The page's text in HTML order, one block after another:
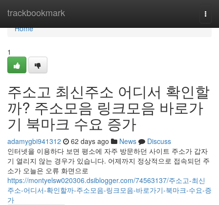
trackbookmark
Home
Home
1
주소고 최신주소 어디서 확인할
까? 주소모음 링크모음 바로가
기 북마크 수요 증가
adamygbi941312 62 days ago News
Discuss
인터넷을 이용하다 보면 평소에 자주 방문하던 사이트 주소가 갑자
기 열리지 않는 경우가 있습니다. 어제까지 정상적으로 접속되던 주
소가 오늘은 오류 화면으로
https://montyelsw020306.dsiblogger.com/74563137/주소고-최신
주소-어디서-확인할까-주소모음-링크모음-바로가기-북마크-수요-증
가